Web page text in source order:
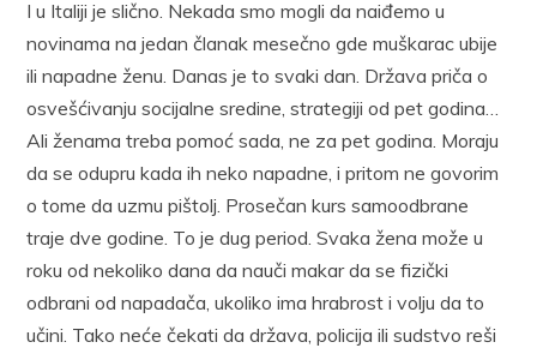
I u Italiji je slično. Nekada smo mogli da naiđemo u
novinama na jedan članak mesečno gde muškarac ubije
ili napadne ženu. Danas je to svaki dan. Država priča o
osvešćivanju socijalne sredine, strategiji od pet godina…
Ali ženama treba pomoć sada, ne za pet godina. Moraju
da se odupru kada ih neko napadne, i pritom ne govorim
o tome da uzmu pištolj. Prosečan kurs samoodbrane
traje dve godine. To je dug period. Svaka žena može u
roku od nekoliko dana da nauči makar da se fizički
odbrani od napadača, ukoliko ima hrabrost i volju da to
učini. Tako neće čekati da država, policija ili sudstvo reši